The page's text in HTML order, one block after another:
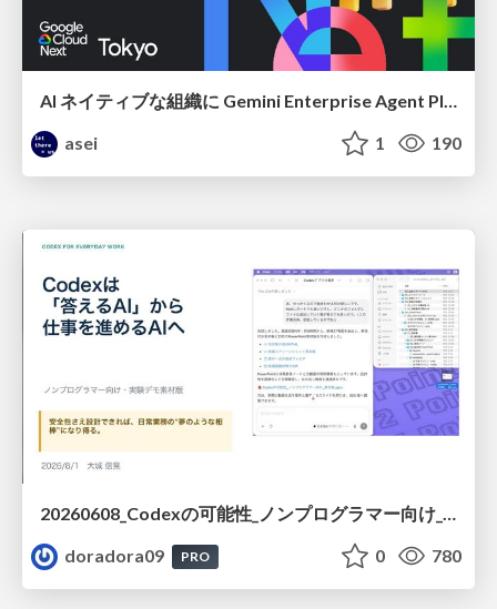
asei
1 190
20260608_Codexの可能性_ノンプログラマー向け_大城追記
doradora09
PRO 0 780